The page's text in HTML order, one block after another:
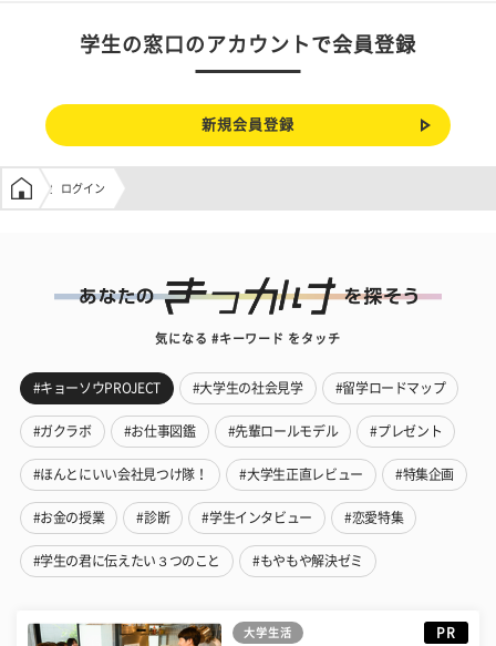
学生の窓口のアカウントで会員登録
新規会員登録
学生の窓口トップ
ログイン
気になる #キーワード をタッチ
#キョーソウPROJECT #大学生の社会見学 #留学ロードマップ
#ガクラボ #お仕事図鑑 #先輩ロールモデル #プレゼント
#ほんとにいい会社見つけ隊！ #大学生正直レビュー #特集企画
#お金の授業 #診断 #学生インタビュー #恋愛特集
#学生の君に伝えたい３つのこと #もやもや解決ゼミ
大学生活 PR